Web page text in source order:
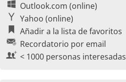
Outlook.com (online)
Yahoo (online)
Añadir a la lista de favoritos
Recordatorio por email
< 1000 personas interesadas